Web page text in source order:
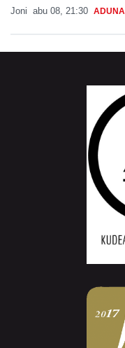
Joni abu 08, 21:30 ADUNA